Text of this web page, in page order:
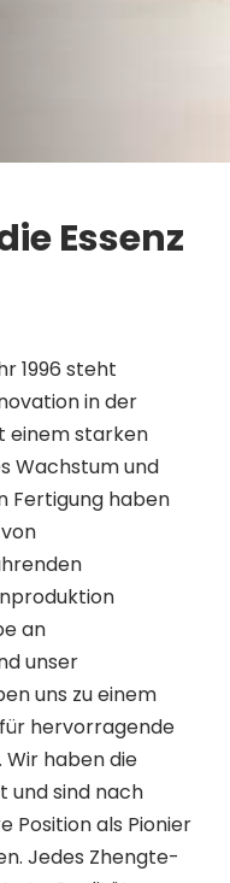
Essenz
1996 steht
in der
einem starken
Wachstum und
Fertigung haben
an
unser
uns zu einem
hervorragende
haben die
und sind nach
Position als Pionier
Jedes Zhengte-